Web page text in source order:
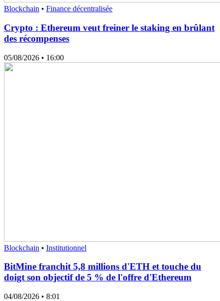
Blockchain • Finance décentralisée
Crypto : Ethereum veut freiner le staking en brûlant
des récompenses
05/08/2026 • 16:00
Blockchain • Institutionnel
BitMine franchit 5,8 millions d'ETH et touche du
doigt son objectif de 5 % de l'offre d'Ethereum
04/08/2026 • 8:01